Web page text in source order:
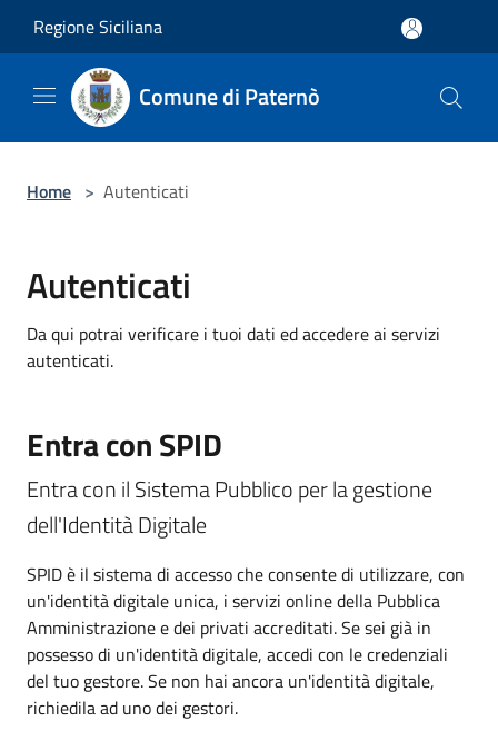
Regione Siciliana
Comune di Paternò
Home > Autenticati
Autenticati
Da qui potrai verificare i tuoi dati ed accedere ai servizi
autenticati.
Entra con SPID
Entra con il Sistema Pubblico per la gestione
dell'Identità Digitale
SPID è il sistema di accesso che consente di utilizzare, con
un'identità digitale unica, i servizi online della Pubblica
Amministrazione e dei privati accreditati. Se sei già in
possesso di un'identità digitale, accedi con le credenziali
del tuo gestore. Se non hai ancora un'identità digitale,
richiedila ad uno dei gestori.